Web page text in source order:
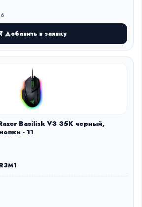
Добавить в заявку
Basilisk V3 35K черный,
- 11